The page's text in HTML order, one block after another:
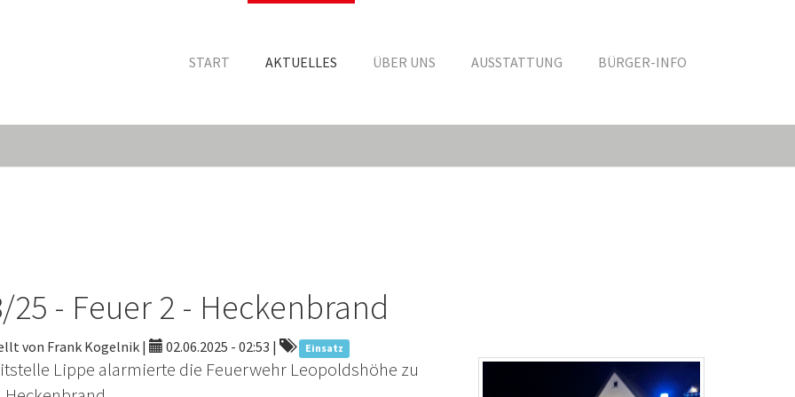
START AKTUELLES ÜBER UNS AUSSTATTUNG BÜRGER-INFO
25 - Feuer 2 - Heckenbrand
von Frank Kogelnik | 02.06.2025 - 02:53 | Einsatz
Lippe alarmierte die Feuerwehr Leopoldshöhe zu